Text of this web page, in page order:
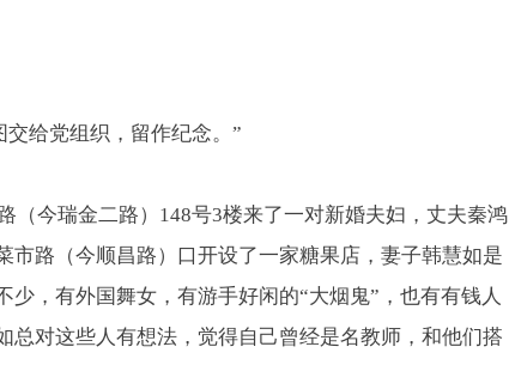
给党组织，留作纪念。 ”
（今瑞金二路） 148号3楼来了一对新婚夫妇，丈夫秦鸿
市路（今顺昌路）口开设了一家糖果店，妻子韩慧如是
少，有外国舞女，有游手好闲的“大烟鬼” ，也有有钱人
总对这些人有想法，觉得自己曾经是名教师，和他们搭